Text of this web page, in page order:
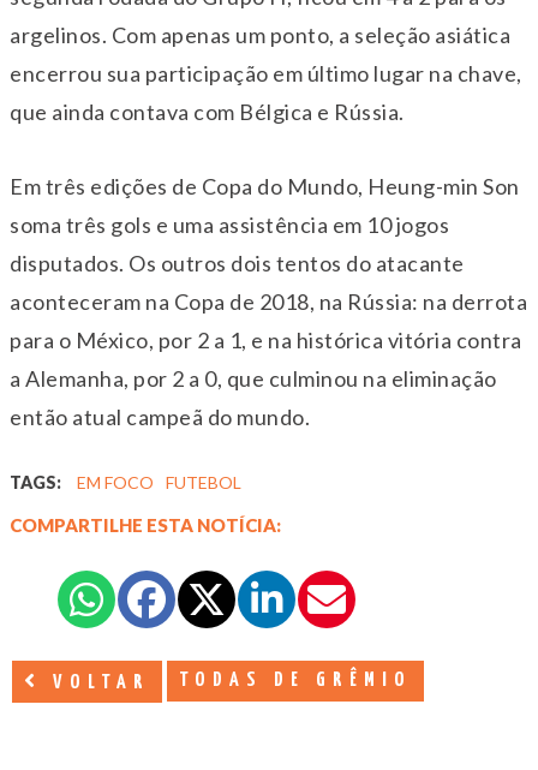
argelinos. Com apenas um ponto, a seleção asiática
encerrou sua participação em último lugar na chave,
que ainda contava com Bélgica e Rússia.
Em três edições de Copa do Mundo, Heung-min Son
soma três gols e uma assistência em 10 jogos
disputados. Os outros dois tentos do atacante
aconteceram na Copa de 2018, na Rússia: na derrota
para o México, por 2 a 1, e na histórica vitória contra
a Alemanha, por 2 a 0, que culminou na eliminação
então atual campeã do mundo.
TAGS: EM FOCO FUTEBOL
COMPARTILHE ESTA NOTÍCIA:
VOLTAR TODAS DE GRÊMIO